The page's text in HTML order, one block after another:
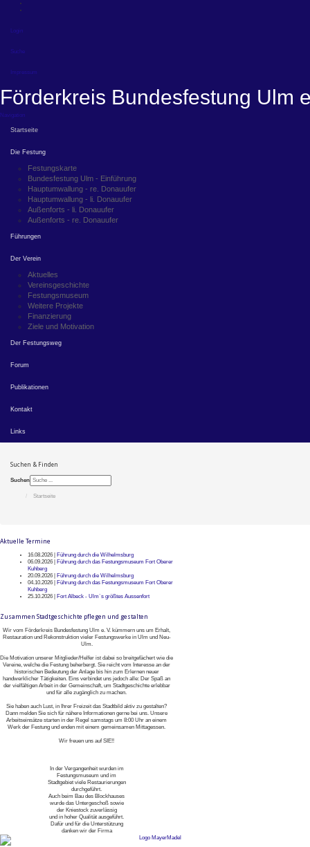
Login
Suche
Impressum
Förderkreis Bundesfestung Ulm
Navigation
Startseite
Die Festung
Festungskarte
Bundesfestung Ulm - Einführung
Hauptumwallung - re. Donauufer
Hauptumwallung - li. Donauufer
Außenforts - li. Donauufer
Außenforts - re. Donauufer
Führungen
Der Verein
Aktuelles
Vereinsgeschichte
Festungsmuseum
Weitere Projekte
Finanzierung
Ziele und Motivation
Der Festungsweg
Forum
Publikationen
Kontakt
Links
Suchen & Finden
Suchen
Startseite
Aktuelle Termine
16.08.2026 |
Führung durch die Wilhelmsburg
06.09.2026 |
Führung durch das Festungsmuseum Fort Oberer
Kuhberg
20.09.2026 |
Führung durch die Wilhelmsburg
04.10.2026 |
Führung durch das Festungsmuseum Fort Oberer
Kuhberg
25.10.2026 |
Fort Albeck - Ulm`s größtes Aussenfort
Zusammen Stadtgeschichte pflegen und gestalten
Wir vom Förderkreis Bundesfestung Ulm e. V. kümmern uns um Erhalt,
Restauration und Rekonstruktion vieler Festungswerke in Ulm und Neu-
Ulm.
Die Motivation unserer Mitglieder/Helfer ist dabei so breitgefächert wie die
Vereine, welche die Festung beherbergt. Sie reicht vom Interesse an der
historischen Bedeutung der Anlage bis hin zum Erlernen neuer
handwerklicher Tätigkeiten. Eins verbindet uns jedoch alle: Der Spaß an
der vielfältigen Arbeit in der Gemeinschaft, um Stadtgeschichte erlebbar
und für alle zugänglich zu machen.
Sie haben auch Lust, in Ihrer Freizeit das Stadtbild aktiv zu gestalten?
Dann melden Sie sich für nähere Informationen gerne bei uns. Unsere
Arbeitseinsätze starten in der Regel samstags um 8:00 Uhr an einem
Werk der Festung und enden mit einem gemeinsamen Mittagessen.
Wir freuen uns auf SIE!!
In der Vergangenheit wurden im
Festungsmuseum und im
Stadtgebiet viele Restaurierungen
durchgeführt.
Auch beim Bau des Blockhauses
wurde das Untergeschoß sowie
der Kniestock zuverlässig
und in hoher Qualität ausgeführt.
Dafür und für die Unterstützung
danken wir der Firma